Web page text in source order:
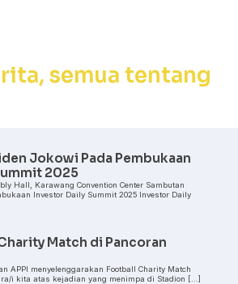
semua tentang
Jokowi Pada Pembukaan
2025
Hall, Karawang Convention Center Sambutan
Investor Daily Summit 2025 Investor Daily
Match di Pancoran
APPI menyelenggarakan Football Charity Match
i kita atas kejadian yang menimpa di Stadion […]